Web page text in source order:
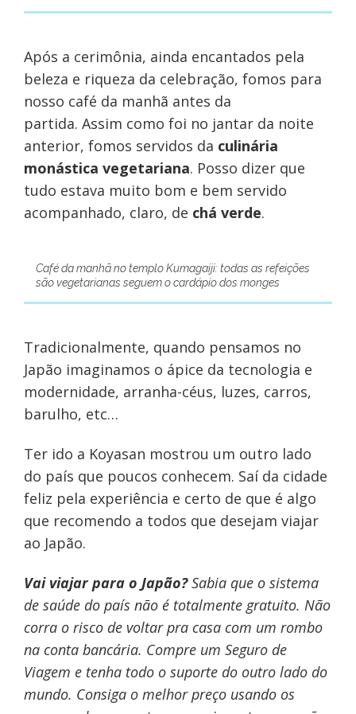
Após a cerimônia, ainda encantados pela
beleza e riqueza da celebração, fomos para
nosso café da manhã antes da
partida. Assim como foi no jantar da noite
anterior, fomos servidos da culinária
monástica vegetariana. Posso dizer que
tudo estava muito bom e bem servido
acompanhado, claro, de chá verde.
Café da manhã no templo Kumagaiji: todas as refeições
são vegetarianas seguem o cardápio dos monges
Tradicionalmente, quando pensamos no
Japão imaginamos o ápice da tecnologia e
modernidade, arranha-céus, luzes, carros,
barulho, etc…
Ter ido a Koyasan mostrou um outro lado
do país que poucos conhecem. Saí da cidade
feliz pela experiência e certo de que é algo
que recomendo a todos que desejam viajar
ao Japão.
Vai viajar para o Japão?Sabia que o sistema
de saúde do país não é totalmente gratuito. Não
corra o risco de voltar pra casa com um rombo
na conta bancária. Compre um Seguro de
Viagem e tenha todo o suporte do outro lado do
mundo. Consiga o melhor preço usando os